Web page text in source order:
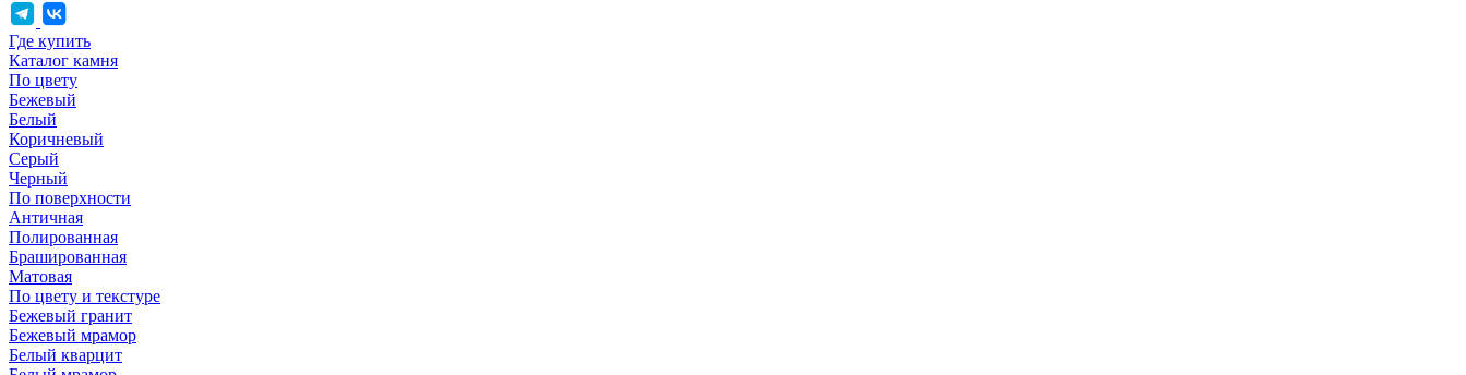
Где купить
Каталог камня
По цвету
Бежевый
Белый
Коричневый
Серый
Черный
По поверхности
Античная
Полированная
Брашированная
Матовая
По цвету и текстуре
Бежевый гранит
Бежевый мрамор
Белый кварцит